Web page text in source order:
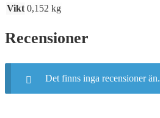
Vikt 0,152 kg
Recensioner
Det finns inga recensioner än.